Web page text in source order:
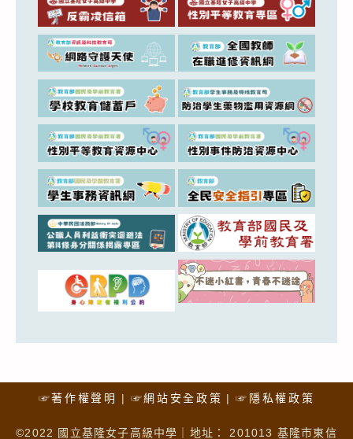
☞著作權聲明 ☞網站安全政策 ☞隱私權政策
©2022 國立基隆女子高級中學｜地址： 201013 基隆市東信